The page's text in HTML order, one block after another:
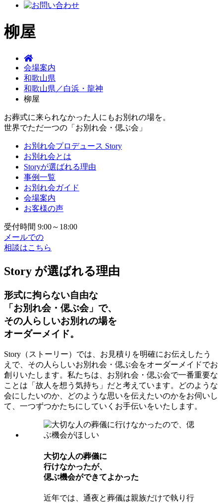
柳屋
会場案内
和歌山県
和歌山県／白浜・龍神
柳屋
お葬式に来られなかった人にもお別れの場を。
世界でただ一つの「お別れ会・偲ぶ会」
お別れ会プロデュース Story
お別れ会とは
Storyが選ばれる理由
事例一覧
お別れ会ガイド
会場案内
お客様の声
受付時間 9:00～18:00
メールでの
相談はこちら
Story が選ばれる理由
形式に拘らない自由な
「お別れ会・偲ぶ会」で、
その人らしいお別れの場を
オーダーメイド。
Story（ストーリー）では、お見積りを明確にお伝えしたう
えで、その人らしいお別れ会・偲ぶ会をオーダーメイドでお
創りいたします。私たちは、お別れ会・偲ぶ会で一番重要な
ことは「故人を想う気持ち」だと考えています。どのような
会にしたいのか、どのような思いを伝えたいのかをお伺いし
て、一つずつかたちにしていくお手伝いをいたします。
⼤切な⼈の葬儀に
⾏けなかったが、
偲ぶ機会ができてよかった
近年では、通夜と葬儀は親族だけで執り行